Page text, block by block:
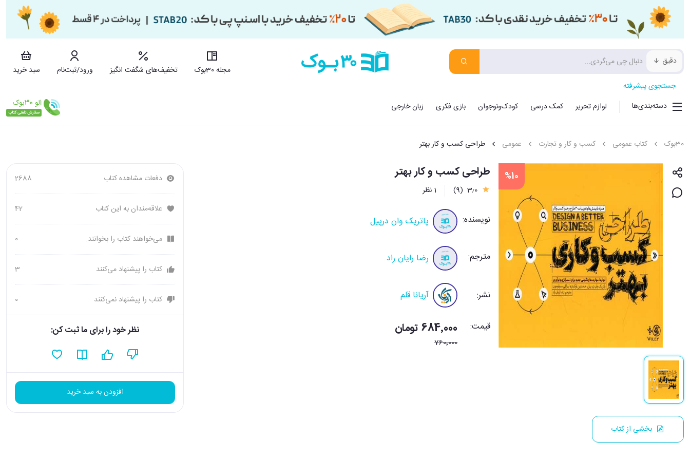
دقیق
مجله 30بوک تخفیف‌های شگفت انگیز ورود/ثبت‌نام
سبد خرید
جستجوی پیشرفته
دسته‌بندی‌ها
لوازم تحریر کمک درسی کودک‌ونوجوان بازی فکری زبان خارجی
30بوک کتاب عمومی کسب و کار و تجارت عمومی طراحی کسب و کار بهتر
%10
بخشی از کتاب
طراحی کسب و کار بهتر
3٫0 (9) 1 نظر
نویسنده: پاتریک وان درپیل
مترجم: رضا رایان راد
نشر: آریانا قلم
قیمت: 684٬000 تومان
760٬000
دفعات مشاهده کتاب 2688
علاقه‌مندان به این کتاب 42
می‌خواهند کتاب را بخوانند. 0
کتاب را پیشنهاد می‌کنند 3
کتاب را پیشنهاد نمی‌کنند 0
نظر خود را برای ما ثبت کن:
افزودن به سبد خرید